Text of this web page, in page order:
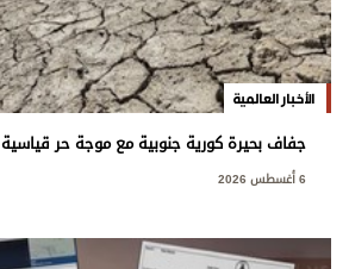
الأخبار العالمية
جفاف بحيرة كورية جنوبية مع موجة حر قياسية
6 أغسطس 2026